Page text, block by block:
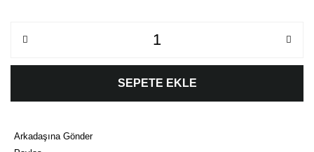
SEPETE EKLE
Arkadaşına Gönder